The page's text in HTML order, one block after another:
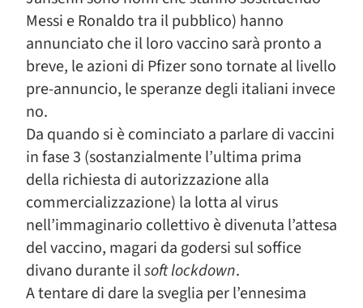
Messi e Ronaldo tra il pubblico) hanno
annunciato che il loro vaccino sarà pronto a
breve, le azioni di Pfizer sono tornate al livello
pre-annuncio, le speranze degli italiani invece
no.
Da quando si è cominciato a parlare di vaccini
in fase 3 (sostanzialmente l’ultima prima
della richiesta di autorizzazione alla
commercializzazione) la lotta al virus
nell’immaginario collettivo è divenuta l’attesa
del vaccino, magari da godersi sul soffice
divano durante ilsoft lockdown.
A tentare di dare la sveglia per l’ennesima